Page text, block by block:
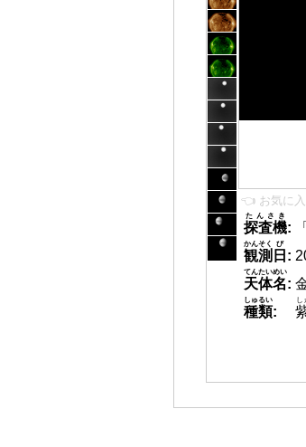
👈 お気に入
探査機
たんさき
:
観測
かんそく
日
び
:
天体名
てんたいめい
:
種類
しゅるい
:
し